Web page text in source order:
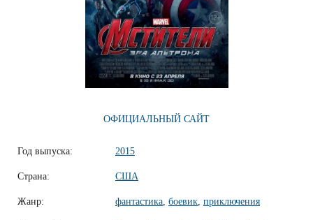
ОФИЦИАЛЬНЫЙ САЙТ
Год выпуска: 2015
Страна: США
Жанр: фантастика боевик приключения